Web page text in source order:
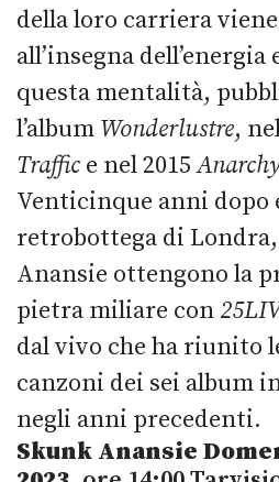
della loro carriera
all’insegna
questa mentalità,
l’album Wonderlustre,
Traffic e nel 2015
Venticinque anni dopo
retrobottega di
Anansie ottengono la
pietra miliare con
dal vivo che ha riunito
canzoni dei sei album
negli anni precedenti.
Skunk Anansie